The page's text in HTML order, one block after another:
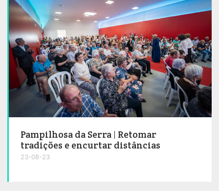
Pampilhosa da Serra | Retomar
tradições e encurtar distâncias
23-08-23